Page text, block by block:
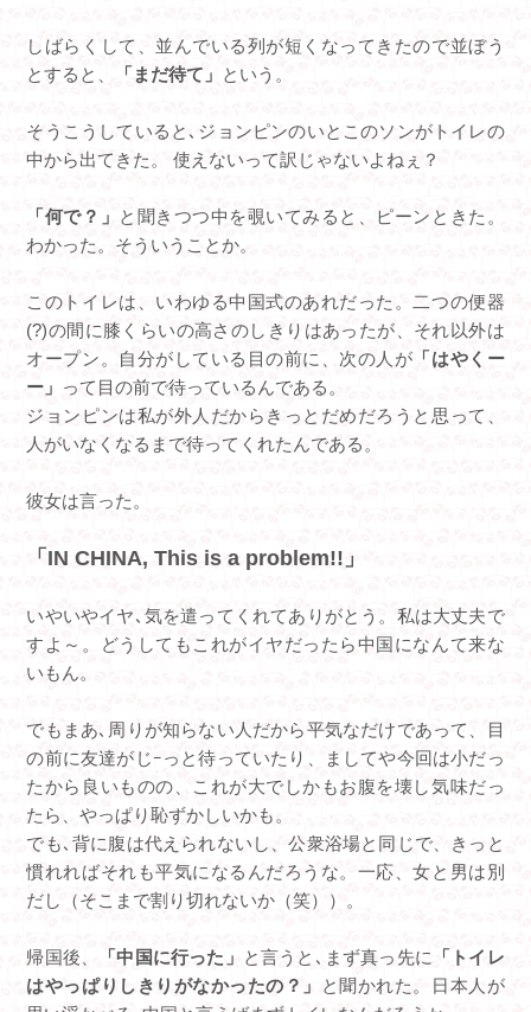
しばらくして、並んでいる列が短くなってきたので並ぼう
とすると、
「まだ待て」 という。
そうこうしていると､ジョンピンのいとこのソンがトイレの
中から出てきた。 使えないって訳じゃないよねぇ？
「何で？」 と聞きつつ中を覗いてみると、ピーンときた。
わかった。そういうことか。
このトイレは、いわゆる中国式のあれだった。二つの便器
(?)の間に膝くらいの高さのしきりはあったが、それ以外は
オープン。自分がしている目の前に、次の人が 「はやくー
ー」 って目の前で待っているんである。
ジョンピンは私が外人だからきっとだめだろうと思って、
人がいなくなるまで待ってくれたんである。
彼女は言った。
「IN CHINA, This is a problem!!」
いやいやイヤ､気を遣ってくれてありがとう。私は大丈夫で
すよ～。どうしてもこれがイヤだったら中国になんて来な
いもん。
でもまあ､周りが知らない人だから平気なだけであって、目
の前に友達がじｰっと待っていたり、ましてや今回は小だっ
たから良いものの、これが大でしかもお腹を壊し気味だっ
たら、やっぱり恥ずかしいかも。
でも､背に腹は代えられないし、公衆浴場と同じで、きっと
慣れればそれも平気になるんだろうな。一応、女と男は別
だし（そこまで割り切れないか（笑））。
帰国後、 「中国に行った」 と言うと､まず真っ先に
「トイレ
はやっぱりしきりがなかったの？」
と聞かれた。日本人が